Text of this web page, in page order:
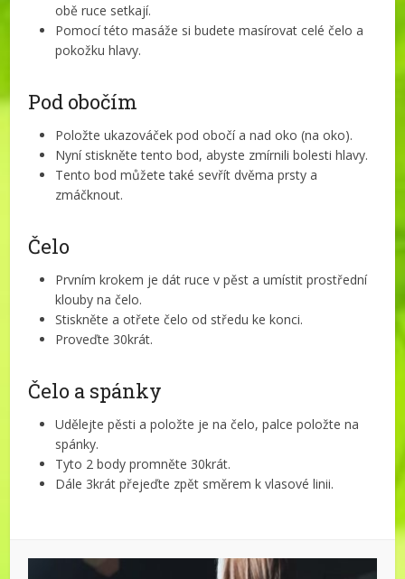
obě ruce setkají.
Pomocí této masáže si budete masírovat celé čelo a
pokožku hlavy.
Pod obočím
Položte ukazováček pod obočí a nad oko (na oko).
Nyní stiskněte tento bod, abyste zmírnili bolesti hlavy.
Tento bod můžete také sevřít dvěma prsty a
zmáčknout.
Čelo
Prvním krokem je dát ruce v pěst a umístit prostřední
klouby na čelo.
Stiskněte a otřete čelo od středu ke konci.
Proveďte 30krát.
Čelo a spánky
Udělejte pěsti a položte je na čelo, palce položte na
spánky.
Tyto 2 body promněte 30krát.
Dále 3krát přejeďte zpět směrem k vlasové linii.